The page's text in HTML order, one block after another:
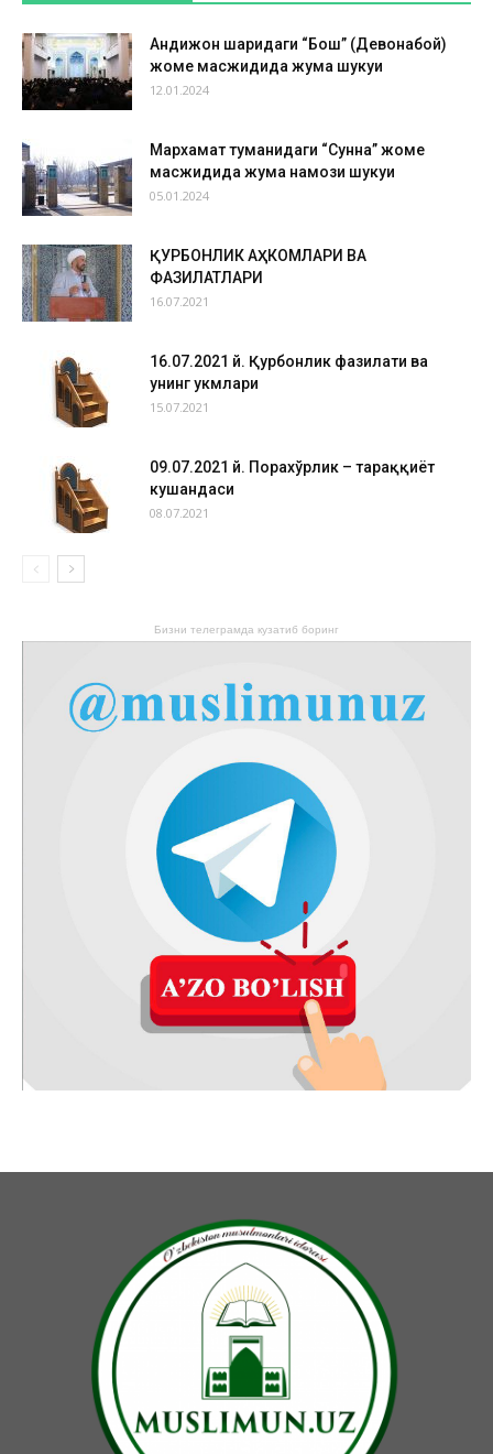
Андижон шаҳридаги “Бош” (Девонабой)
жоме масжидида жума шукуҳи
12.01.2024
Мархамат туманидаги “Сунна” жоме
масжидида жума намози шукуҳи
05.01.2024
ҚУРБОНЛИК АҲКОМЛАРИ ВА
ФАЗИЛАТЛАРИ
16.07.2021
16.07.2021 й. Қурбонлик фазилати ва
унинг ҳукмлари
15.07.2021
09.07.2021 й. Порахўрлик – тараққиёт
кушандаси
08.07.2021
Бизни телеграмда кузатиб боринг